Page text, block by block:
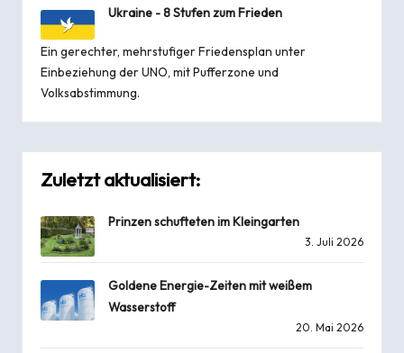
Ukraine - 8 Stufen zum Frieden
Ein gerechter, mehrstufiger Friedensplan unter
Einbeziehung der UNO, mit Pufferzone und
Volksabstimmung.
Zuletzt aktualisiert:
Prinzen schufteten im Kleingarten
3. Juli 2026
Goldene Energie-Zeiten mit weißem
Wasserstoff
20. Mai 2026